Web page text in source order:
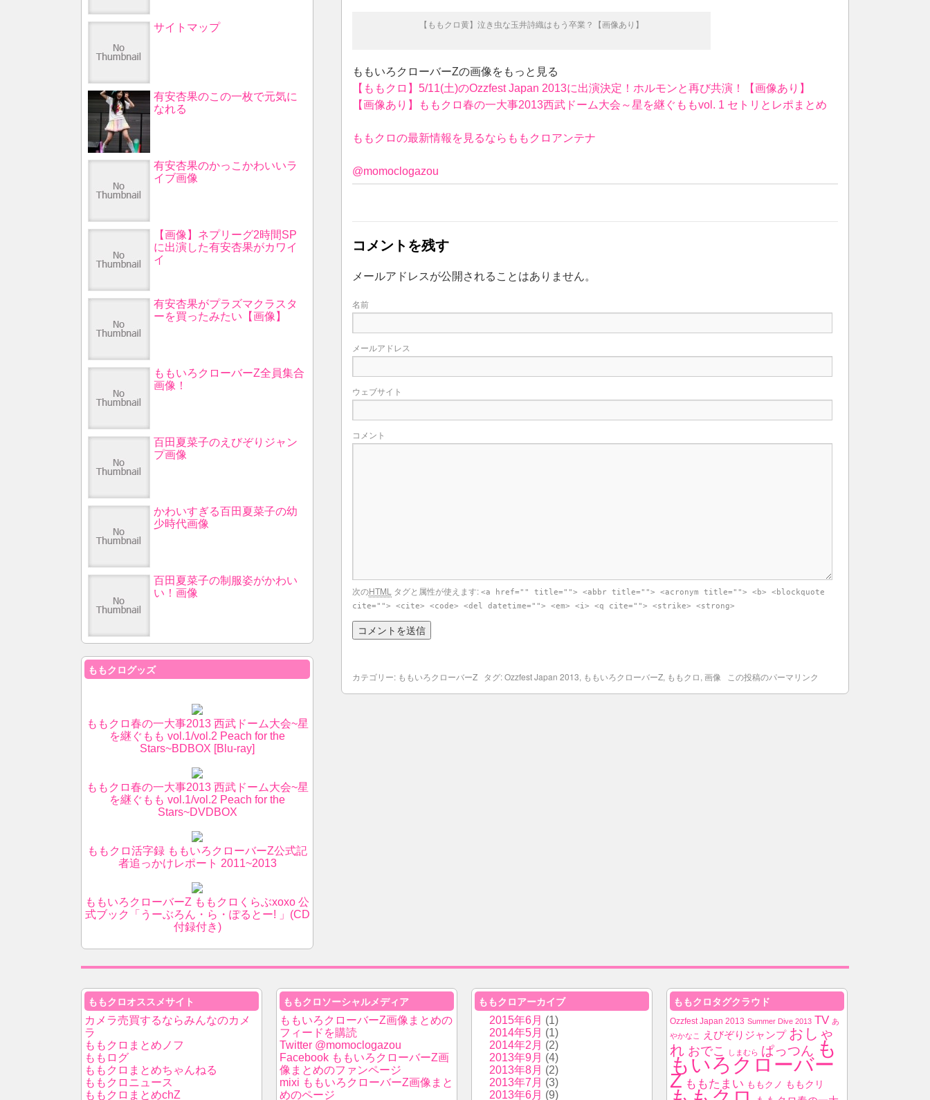
【ももクロ黄】泣き虫な玉井詩織はもう卒業？【画像あり】
ももいろクローバーZの画像をもっと見る
【ももクロ】5/11(土)のOzzfest Japan 2013に出演決定！ホルモンと再び共演！【画像あり】
【画像あり】ももクロ春の一大事2013西武ドーム大会～星を継ぐももvol. 1 セトリとレポまとめ
ももクロの最新情報を見るならももクロアンテナ
@momoclogazou
コメントを残す
メールアドレスが公開されることはありません。
名前
メールアドレス
ウェブサイト
コメント
次のHTML タグと属性が使えます: <a href="" title=""> <abbr title=""> <acronym title=""> <b> <blockquote
cite=""> <cite> <code> <del datetime=""> <em> <i> <q cite=""> <strike> <strong>
カテゴリー: ももいろクローバーZタグ:Ozzfest Japan 2013, ももいろクローバーZ, ももクロ, 画像 この投稿のパーマリンク
サイトマップ
有安杏果のこの一枚で元気に
なれる
有安杏果のかっこかわいいラ
イブ画像
【画像】ネプリーグ2時間SP
に出演した有安杏果がカワイ
イ
有安杏果がプラズマクラスタ
ーを買ったみたい【画像】
ももいろクローバーZ全員集合
画像！
百田夏菜子のえびぞりジャン
プ画像
かわいすぎる百田夏菜子の幼
少時代画像
百田夏菜子の制服姿がかわい
い！画像
ももクログッズ
ももクロ春の一大事2013 西武ドーム大会~星
を継ぐもも vol.1/vol.2 Peach for the
Stars~BDBOX [Blu-ray]
ももクロ春の一大事2013 西武ドーム大会~星
を継ぐもも vol.1/vol.2 Peach for the
Stars~DVDBOX
ももクロ活字録 ももいろクローバーZ公式記
者追っかけレポート 2011~2013
ももいろクローバーZ ももクロくらぶxoxo 公
式ブック「うーぶろん・ら・ぽるとー! 」(CD
付録付き)
ももクロオススメサイト
カメラ売買するならみんなのカメ
ラ
ももクロまとめノフ
ももログ
ももクロまとめちゃんねる
ももクロニュース
ももクロまとめchZ
ももクロソーシャルメディア
ももいろクローバーZ画像まとめの
フィードを購読
Twitter @momoclogazou
Facebook ももいろクローバーZ画
像まとめのファンページ
mixi ももいろクローバーZ画像まと
めのページ
ももクロアーカイブ
2015年6月 (1)
2014年5月 (1)
2014年2月 (2)
2013年9月 (4)
2013年8月 (2)
2013年7月 (3)
2013年6月 (9)
ももクロタグクラウド
Ozzfest Japan 2013 Summer Dive 2013 TV あ
やかなこ
えびぞりジャンプ おしゃ
れ おでこ しまむら ぱっつん も
もいろクローバー
Z ももたまい ももクノ ももクリ